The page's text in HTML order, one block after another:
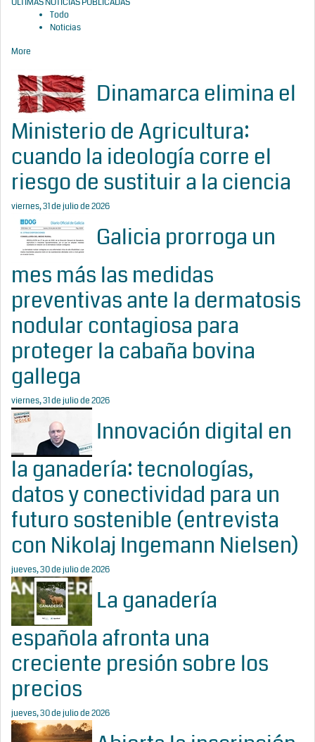
ÚLTIMAS NOTICIAS PUBLICADAS
Todo
Noticias
More
Dinamarca elimina el
Ministerio de Agricultura:
cuando la ideología corre el
riesgo de sustituir a la ciencia
viernes, 31 de julio de 2026
Galicia prorroga un
mes más las medidas
preventivas ante la dermatosis
nodular contagiosa para
proteger la cabaña bovina
gallega
viernes, 31 de julio de 2026
Innovación digital en
la ganadería: tecnologías,
datos y conectividad para un
futuro sostenible (entrevista
con Nikolaj Ingemann Nielsen)
jueves, 30 de julio de 2026
La ganadería
española afronta una
creciente presión sobre los
precios
jueves, 30 de julio de 2026